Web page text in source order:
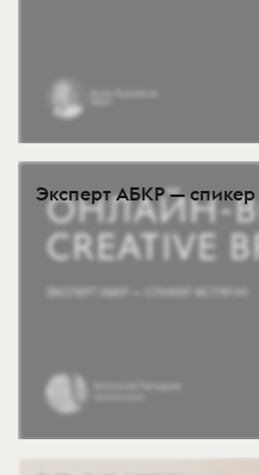
Эксперт АБКР — спикер